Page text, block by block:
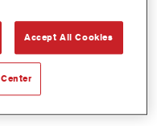
condiciones climáticas
Accept All Cookies